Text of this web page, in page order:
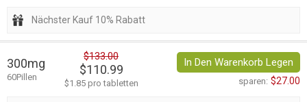
Nächster Kauf 10% Rabatt
300mg
60Pillen
$133.00
$110.99
$1.85 pro tabletten
In Den Warenkorb Legen
sparen: $27.00